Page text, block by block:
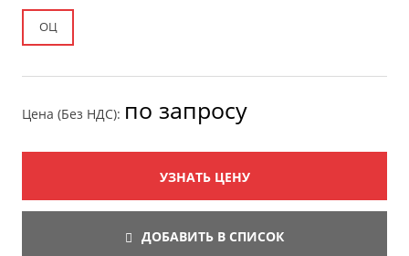
ОЦ
Цена (Без НДС): по запросу
УЗНАТЬ ЦЕНУ
ДОБАВИТЬ В СПИСОК